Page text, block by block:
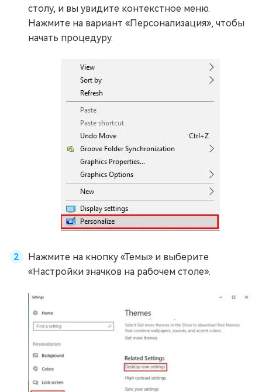
столу, и вы увидите контекстное меню.
Нажмите на вариант «Персонализация», чтобы
начать процедуру.
Нажмите на кнопку «Темы» и выберите
«Настройки значков на рабочем столе».